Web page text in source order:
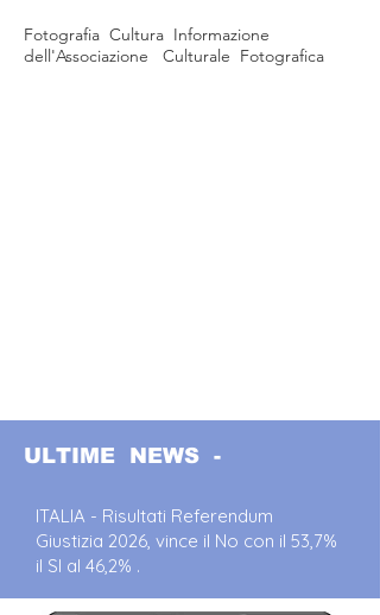
Fotografia Cultura Informazione
dell'Associazione Culturale Fotografica
ULTIME NEWS -
ITALIA - Risultati Referendum
Giustizia 2026, vince il No con il 53,7%
il SI al 46,2% .